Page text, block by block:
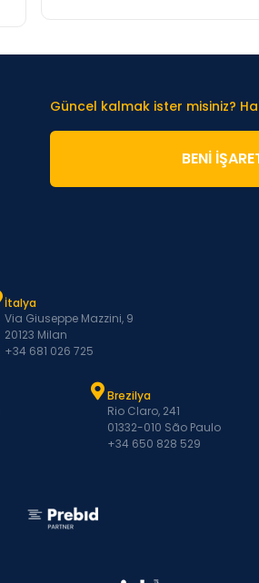
Güncel kalmak ister misiniz?
BENİ
İtalya
Via Giuseppe Mazzini, 9
20123 Milan
+34 681 026 725
Brezilya
Rio Claro, 241
01332-010 São Paulo
+34 650 828 529